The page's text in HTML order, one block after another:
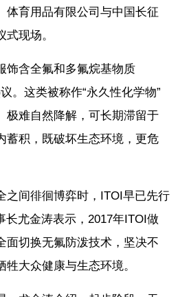
体育用品有限公司与中国长征
现场。
饰含全氟和多氟烷基物质
。这类被称作“永久性化学物”
极难自然降解，可长期滞留于
蓄积，既破坏生态环境，更危
之间徘徊博弈时，ITOI早已先行
长尤金涛表示，2017年ITOI做
面切换无氟防泼技术，坚决不
大众健康与生态环境。